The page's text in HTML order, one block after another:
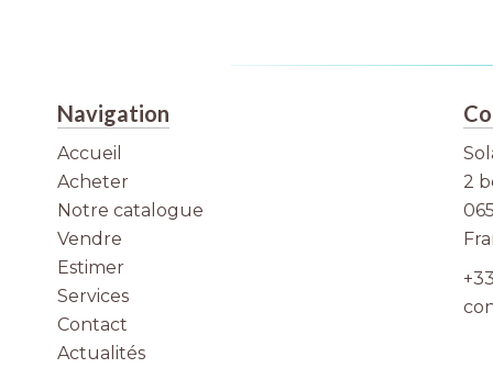
Navigation
Accueil
Acheter
Notre catalogue
Vendre
Estimer
Services
Contact
Actualités
2